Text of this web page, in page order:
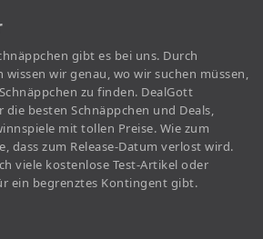
gibt es bei uns. Durch
wissen wir genau, wo wir suchen müssen,
zu finden. DealGott
besten Schnäppchen und Deals,
mit tollen Preise. Wie zum
dass zum Release-Datum verlost wird.
viele kostenlose Test-Artikel oder
ein begrenztes Kontingent gibt.